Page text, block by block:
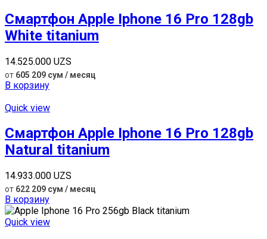
Смартфон Apple Iphone 16 Pro 128gb
White titanium
14.525.000 UZS
от 605 209 сум / месяц
В корзину
Quick view
Смартфон Apple Iphone 16 Pro 128gb
Natural titanium
14.933.000 UZS
от 622 209 сум / месяц
В корзину
Quick view